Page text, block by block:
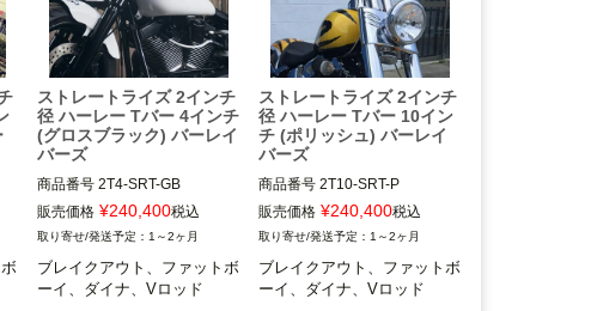
ストレートライズ 2インチ
径 ハーレー Tバー 4インチ
(グロスブラック) バーレイ
バーズ
商品番号 2T4-SRT-GB
販売価格 ¥240,400税込
1～2ヶ月
ブレイクアウト、ファットボ
ーイ、ダイナ、Vロッド
ストレートライズ 2インチ
径 ハーレー Tバー 10イン
チ (ポリッシュ) バーレイ
バーズ
商品番号2T10-SRT-P
販売価格 ¥240,400税込
1～2ヶ月
ブレイクアウト、ファットボ
ーイ、ダイナ、Vロッド